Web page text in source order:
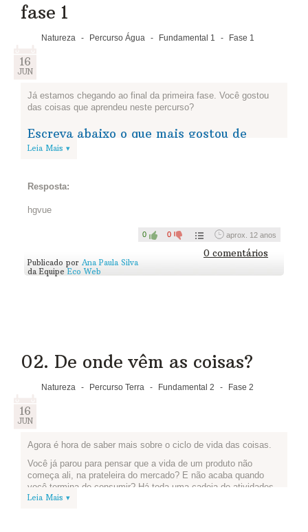
fase 1
Natureza - Percurso Água - Fundamental 1 - Fase 1
16
JUN
Já estamos chegando ao final da primeira fase. Você gostou
das coisas que aprendeu neste percurso?
Escreva abaixo o que mais gostou de
aprender sobre o uso consciente da água
Leia Mais ▾
Resposta:
hgvue
0 0 aprox. 12 anos
0 comentários
Publicado por Ana Paula Silva
da Equipe Eco Web
02. De onde vêm as coisas?
Natureza - Percurso Terra - Fundamental 2 - Fase 2
16
JUN
Agora é hora de saber mais sobre o ciclo de vida das coisas.
Você já parou para pensar que a vida de um produto não
começa ali, na prateleira do mercado? E não acaba quando
você termina de consumir? Há toda uma cadeia de atividades
para que isso aconteça, e todas tem impactos no meio
Leia Mais ▾